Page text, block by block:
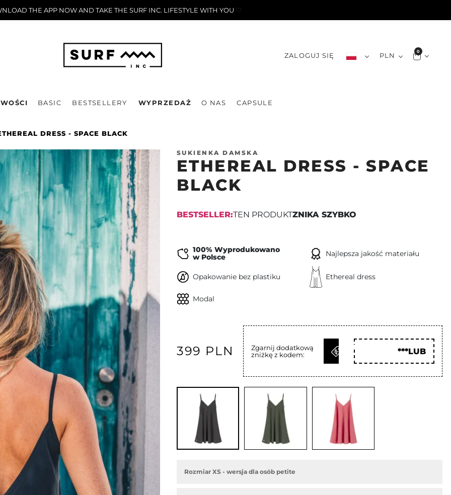
THE APP NOW AND TAKE THE SURF INC. LIFESTYLE WITH YOU 🤍
ZALOGUJ SIĘ PLN 0
BASIC BESTSELLERY WYPRZEDAŻ O NAS CAPSULE
DRESS - SPACE BLACK
Następny
SUKIENKA DAMSKA
ETHEREAL DRESS - SPACE
BLACK
BESTSELLER:TEN PRODUKTKOŃCZY SIĘ
100% Wyprodukowano
w Polsce
Najlepsza jakość materiału
Opakowanie bez plastiku Ethereal dress
Modal
399 PLN
Zgarnij dodatkową
zniżkę z kodem:
ODBIERZ
***LUB
Rozmiar XS - wersja dla osób petite